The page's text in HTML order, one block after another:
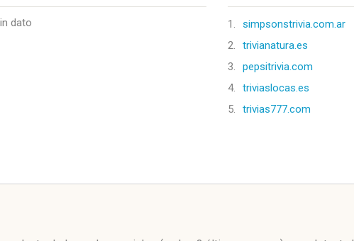
dato 1.
simpsonstrivia.com.ar
2.
trivianatura.es
3.
pepsitrivia.com
4.
triviaslocas.es
5.
trivias777.com